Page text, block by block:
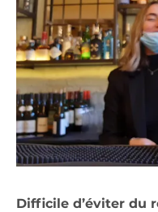
Difficile d’éviter du